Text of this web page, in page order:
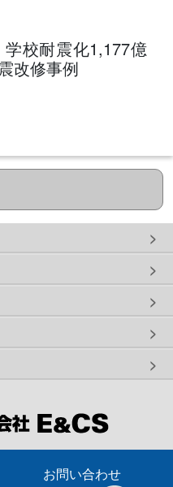
校耐震化1,177億
改修事例
お問い合わせ